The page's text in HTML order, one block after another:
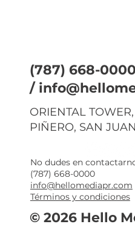
(787) 668-0000
/
ORIENTAL
PIÑERO, SAN
No dudes en
(787) 668-0000
info@hellomediapr.com
Términos y condiciones
© 2026 Hello